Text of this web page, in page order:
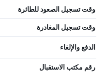
وقت تسجيل الصعود للطائرة
وقت تسجيل المغادرة
الدفع والإلغاء
رقم مكتب الاستقبال